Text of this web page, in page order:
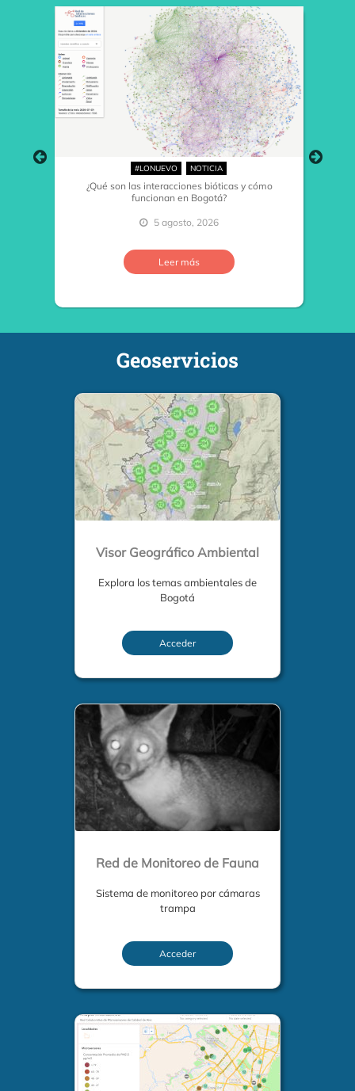
#LONUEVO NOTICIA
¿Qué son las interacciones bióticas y cómo
funcionan en Bogotá?
5 agosto, 2026
Leer más
Geoservicios
Visor Geográfico Ambiental
Explora los temas ambientales de
Bogotá
Acceder
Red de Monitoreo de Fauna
Sistema de monitoreo por cámaras
trampa
Acceder